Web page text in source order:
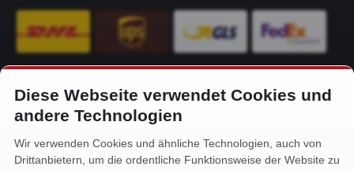
KONTAKT
Alfa-Service Hurtienne GmbH
Siemensstr. 32
59199 Bönen
Diese Webseite verwendet Cookies und
andere Technologien
Wir verwenden Cookies und ähnliche Technologien, auch von
Drittanbietern, um die ordentliche Funktionsweise der Website zu